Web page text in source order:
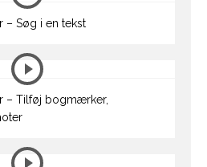
– Søg i en tekst
– Tilføj bogmærker,